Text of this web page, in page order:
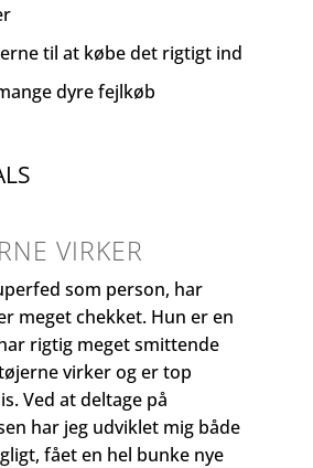
til at købe det rigtigt ind
dyre fejlkøb
VIRKER
som person, har
meget chekket. Hun er en
rigtig meget smittende
virker og er top
Ved at deltage på
har jeg udviklet mig både
fået en hel bunke nye